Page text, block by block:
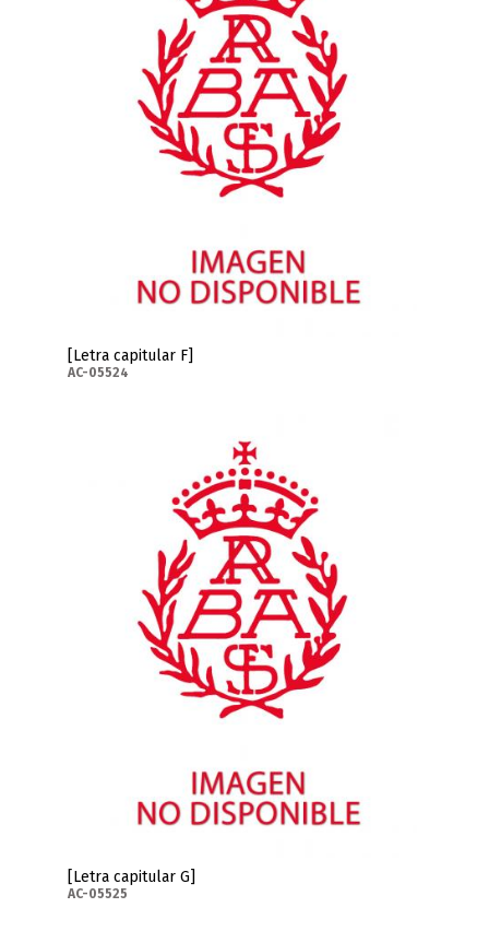
[Letra capitular F]
AC-05524
[Letra capitular G]
AC-05525